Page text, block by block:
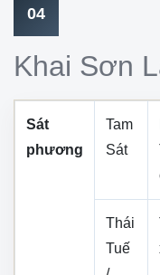
04
Khai Sơn
Sát
phương
Tam
Sát
Thái
Tuế